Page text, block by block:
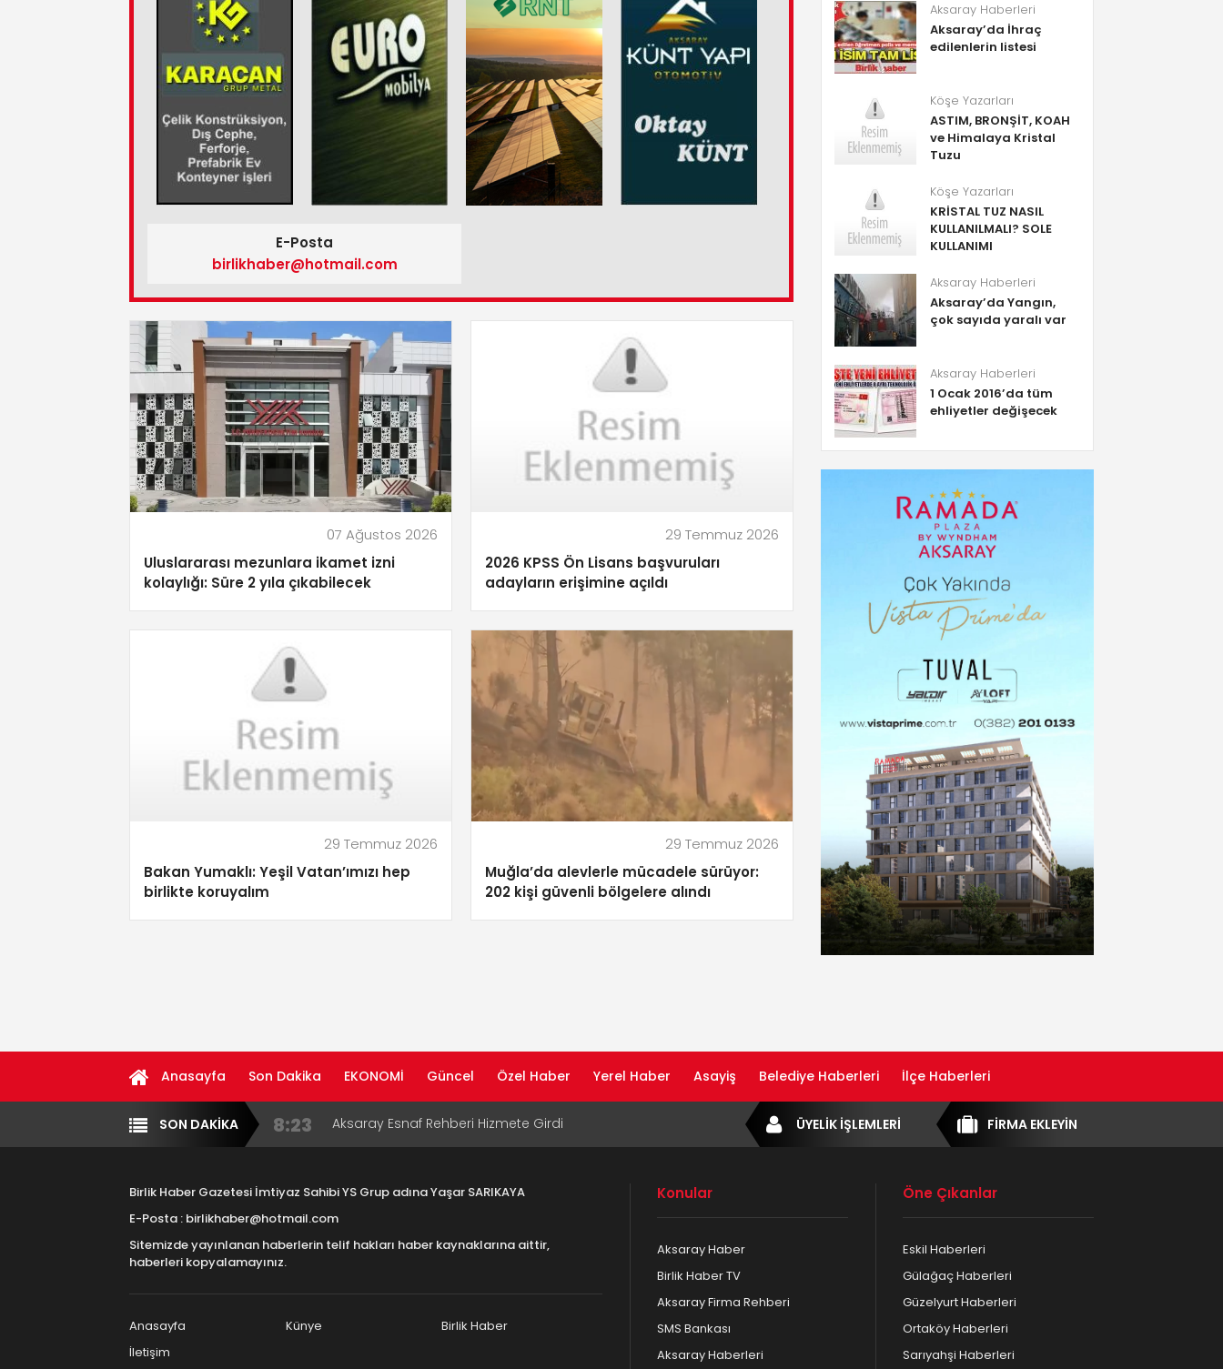
E-Posta
birlikhaber@hotmail.com
07 Ağustos 2026
Uluslararası mezunlara ikamet izni
kolaylığı: Süre 2 yıla çıkabilecek
29 Temmuz 2026
2026 KPSS Ön Lisans başvuruları
adayların erişimine açıldı
29 Temmuz 2026
Bakan Yumaklı: Yeşil Vatan’ımızı hep
birlikte koruyalım
29 Temmuz 2026
Muğla’da alevlerle mücadele sürüyor:
202 kişi güvenli bölgelere alındı
Aksaray Haberleri
Aksaray’da İhraç
edilenlerin listesi
Köşe Yazarları
ASTIM, BRONŞİT, KOAH
ve Himalaya Kristal
Tuzu
Köşe Yazarları
KRİSTAL TUZ NASIL
KULLANILMALI? SOLE
KULLANIMI
Aksaray Haberleri
Aksaray’da Yangın,
çok sayıda yaralı var
Aksaray Haberleri
1 Ocak 2016’da tüm
ehliyetler değişecek
Anasayfa Son Dakika EKONOMİ Güncel Özel Haber Yerel Haber Asayiş Belediye Haberleri İlçe Haberleri
Yazarlar Diğer
SON DAKİKA 8:23 Aksaray Esnaf Rehberi Hizmete Girdi
Haber Platformu
13:33 Taşımacılıkta Dijital Devrim: Rota Sepetim
17:15
Aramalarında Öne Çıkın
FİRMA EKLEYİN
ÜYELİK İŞLEMLERİ
Birlik Haber Gazetesi İmtiyaz Sahibi YS Grup adına Yaşar SARIKAYA
E-Posta : birlikhaber@hotmail.com
Sitemizde yayınlanan haberlerin telif hakları haber kaynaklarına aittir,
haberleri kopyalamayınız.
Anasayfa Künye
Birlik Haber
İletişim
Konular
Aksaray Haber
Birlik Haber TV
Aksaray Firma Rehberi
SMS Bankası
Aksaray Haberleri
Öne Çıkanlar
Eskil Haberleri
Gülağaç Haberleri
Güzelyurt Haberleri
Ortaköy Haberleri
Sarıyahşi Haberleri